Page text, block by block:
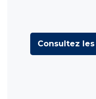
Consultez